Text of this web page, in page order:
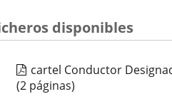
disponibles
cartel Conductor
(2 páginas)